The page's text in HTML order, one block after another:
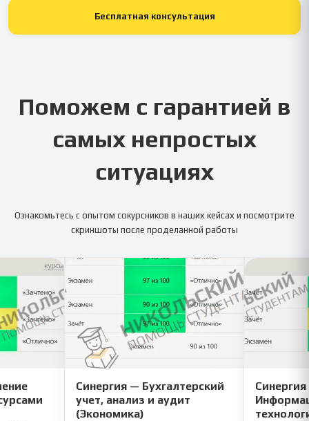
Бесплатная консультация
Поможем с гарантией в
самых непростых
ситуациях
Ознакомьтесь с опытом сокурсников в наших кейсах и посмотрите
скриншоты после проделанной работы
Синергия — Бухгалтерский
учет, анализ и аудит
(Экономика)